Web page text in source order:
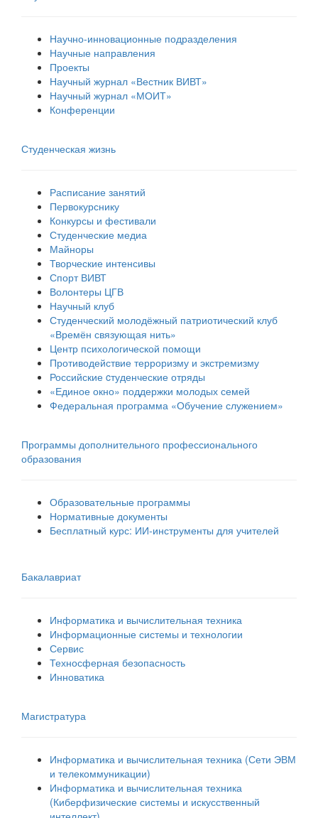
Научно-инновационные подразделения
Научные направления
Проекты
Научный журнал «Вестник ВИВТ»
Научный журнал «МОИТ»
Конференции
Студенческая жизнь
Расписание занятий
Первокурснику
Конкурсы и фестивали
Студенческие медиа
Майноры
Творческие интенсивы
Спорт ВИВТ
Волонтеры ЦГВ
Научный клуб
Студенческий молодёжный патриотический клуб
«Времён связующая нить»
Центр психологической помощи
Противодействие терроризму и экстремизму
Российские cтуденческие отряды
«Единое окно» поддержки молодых семей
Федеральная программа «Обучение служением»
Программы дополнительного профессионального
образования
Образовательные программы
Нормативные документы
Бесплатный курс: ИИ‑инструменты для учителей
Бакалавриат
Информатика и вычислительная техника
Информационные системы и технологии
Сервис
Техносферная безопасность
Инноватика
Магистратура
Информатика и вычислительная техника (Сети ЭВМ
и телекоммуникации)
Информатика и вычислительная техника
(Киберфизические системы и искусственный